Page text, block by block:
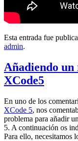
Esta entrada fue
admin.
Añadiendo un
XCode5
En uno de los
XCode 5, nos
problema para añadir
5. A continuación os
Para ello, necesitamos